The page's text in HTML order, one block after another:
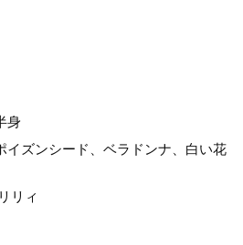
身
イズンシード、ベラドンナ、白い花
リィ